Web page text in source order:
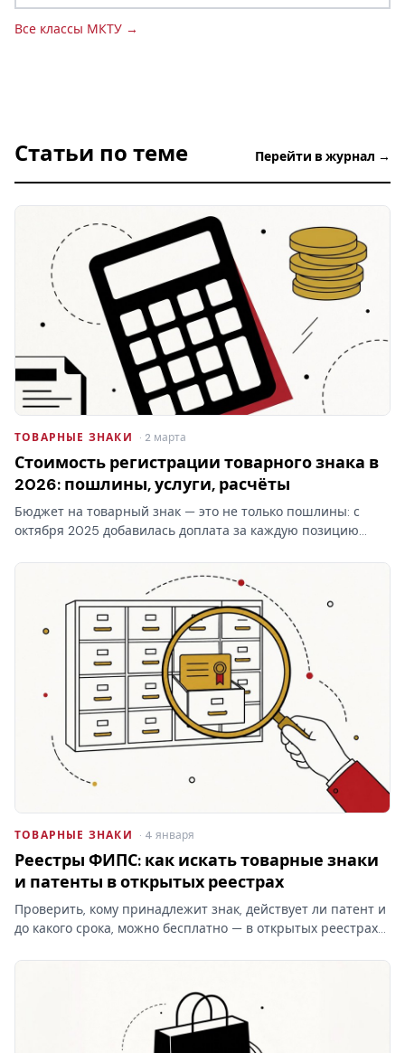
Все классы МКТУ →
Статьи по теме Перейти в журнал →
ТОВАРНЫЕ ЗНАКИ · 2 марта
Стоимость регистрации товарного знака в
2026: пошлины, услуги, расчёты
Бюджет на товарный знак — это не только пошлины: с
октября 2025 добавилась доплата за каждую позицию
товарного знака складывается из трёх блоков, и самый…
ТОВАРНЫЕ ЗНАКИ · 4 января
Реестры ФИПС: как искать товарные знаки
и патенты в открытых реестрах
Проверить, кому принадлежит знак, действует ли патент и
до какого срока, можно бесплатно — в открытых реестрах
институт, чем они отличаются от платного поиска и что в